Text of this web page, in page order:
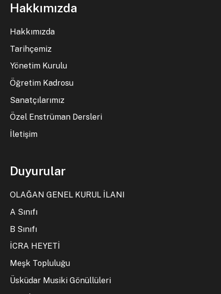
Hakkımızda
Hakkımızda
Tarihçemiz
Yönetim Kurulu
Öğretim Kadrosu
Sanatçılarımız
Özel Enstrüman Dersleri
İletişim
Duyurular
OLAĞAN GENEL KURUL İLANI
A Sınıfı
B Sınıfı
İCRA HEYETİ
Meşk Topluluğu
Üsküdar Musiki Gönüllüleri